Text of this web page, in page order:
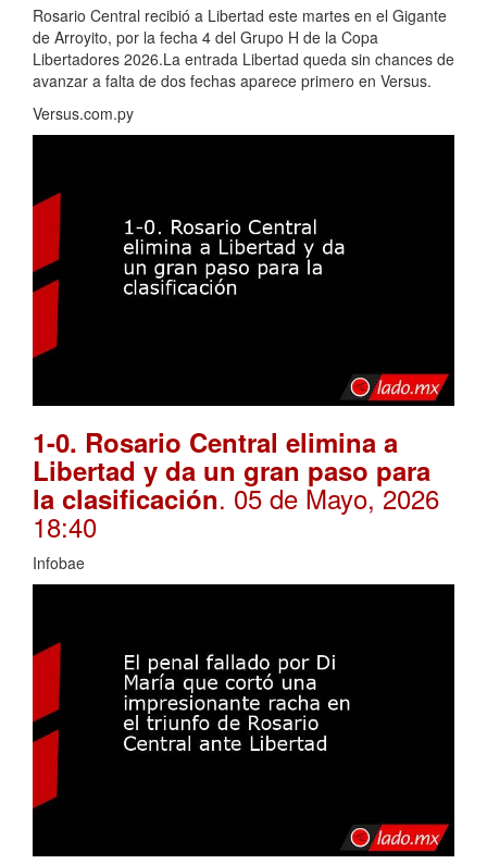
Rosario Central recibió a Libertad este martes en el Gigante
de Arroyito, por la fecha 4 del Grupo H de la Copa
Libertadores 2026.La entrada Libertad queda sin chances de
avanzar a falta de dos fechas aparece primero en Versus.
Versus.com.py
1-0. Rosario Central elimina a
Libertad y da un gran paso para
la clasificación. 05 de Mayo, 2026
18:40
Infobae